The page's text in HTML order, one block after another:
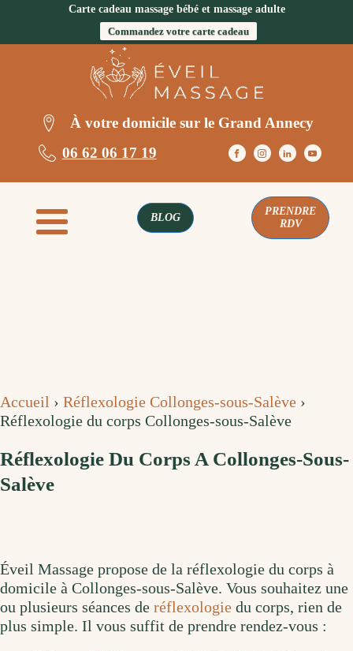
Carte cadeau massage bébé et massage adulte
Commandez votre carte cadeau
À votre domicile sur le Grand Annecy
06 62 06 17 19
BLOG
PRENDRE
RDV
Accueil › Réflexologie Collonges-sous-Salève ›
Réflexologie du corps Collonges-sous-Salève
Réflexologie Du Corps A Collonges-Sous-
Salève
Éveil Massage propose de la réflexologie du corps à
domicile à Collonges-sous-Salève. Vous souhaitez une
ou plusieurs séances de réflexologie du corps, rien de
plus simple. Il vous suffit de prendre rendez-vous :